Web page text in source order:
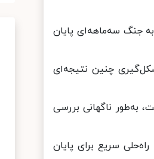
جنگ سه‌ماهه‌ای پایان
چنین نتیجه‌ای
به‌طور ناگهانی بررسی
سریع برای پایان